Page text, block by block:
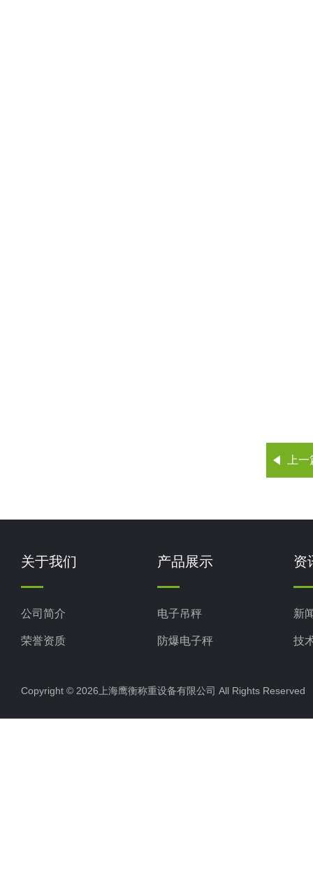
上
关于我们
公司简介
荣誉资质
产品展示
电子吊秤
防爆电子秤
电子汽车衡
电子天平
资
新
技
Copyright © 2026上海鹰衡称重设备有限公司 All Rights